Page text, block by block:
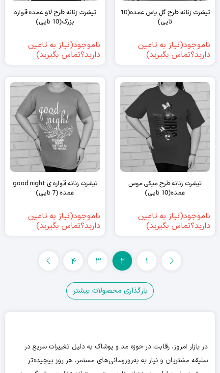
تیشرت زنانه طرح گل یاس عمده(10
تایی)
ناموجود(نیاز به تامین
دارید؟تماس بگیرید)
تیشرت زنانه طرح لاو عمده قواره
بزرگ(10 تایی)
ناموجود(نیاز به تامین
دارید؟تماس بگیرید)
تیشرت زنانه طرح میکی موس
عمده(10 تایی)
ناموجود(نیاز به تامین
دارید؟تماس بگیرید)
تیشرت زنانه قواره ی good night
عمده (7 تایی)
ناموجود(نیاز به تامین
دارید؟تماس بگیرید)
1
2
3
4
بارگذاری محصولات بیشتر
در بازار امروز، رقابت در حوزه مد و پوشاک به دلیل تغییرات سریع در
سلیقه مشتریان و نیاز به به‌روزرسانی‌های مستمر، هر روز پیچیده‌تر